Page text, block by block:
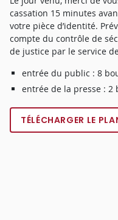
Dans l’exercice d’une
libérale et indépendante,
entre le législateur, le
pouvoir réglementaire «
la manifestation de la
constitutionnellement
Question 2
cassation 15 minutes
votre pièce d’identité.
compte du contrôle de
de justice par le service
entrée du public : 8
entrée de la presse : 2
TÉLÉCHARGER LE